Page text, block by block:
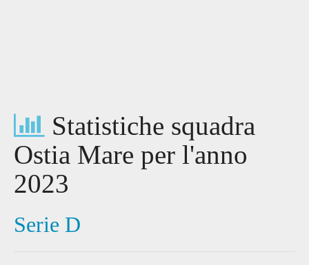
Statistiche squadra
Ostia Mare per l'anno
2023
Serie D